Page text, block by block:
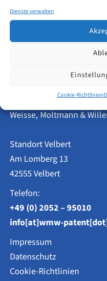
Dienste verwalten
Cookie-Richtlinien
Patente
Gebrauchsmuster
Weiterlesen
Patentanwälte
Weisse, Moltmann &
Standort Velbert
Am Lomberg 13
42555 Velbert
Telefon:
+49 (0) 2052 – 95010
info[at]wmw-
Impressum
Datenschutz
Cookie-Richtlinien